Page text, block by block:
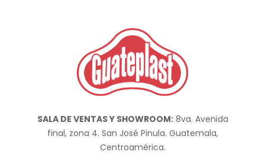
SALA DE VENTAS Y SHOWROOM:8va. Avenida
final, zona 4. San José Pinula. Guatemala,
Centroamérica.